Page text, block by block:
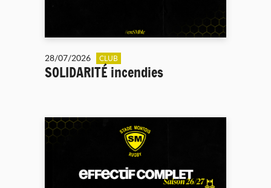
28/07/2026 CLUB
SOLIDARITÉ incendies